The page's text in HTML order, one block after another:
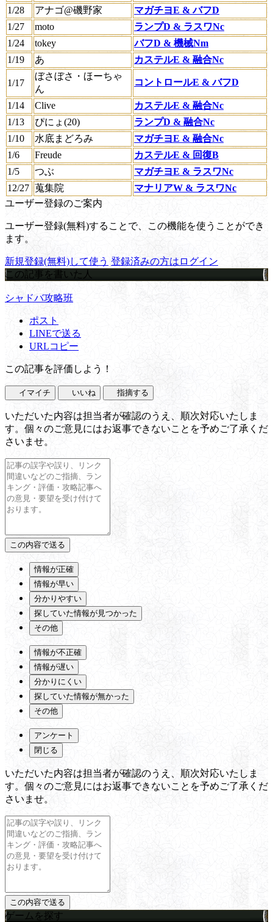
1/28
アナゴ@磯野家
マガチヨE & バフD
1/27
moto
ランプD & ラスワNc
1/24
tokey
バフD & 機械Nm
1/19
あ カステルE & 融合Nc
1/17
ぼさぼさ・ほーちゃ
ん
コントロールE & バフD
1/14 Clive
カステルE & 融合Nc
1/13
ぴにょ(20)
ランプD & 融合Nc
1/10
水底まどろみ
マガチヨE & 融合Nc
1/6
Freude
カステルE & 回復B
1/5
つぶ
マガチヨE & ラスワNc
12/27 蒐集院
マナリアW & ラスワNc
ユーザー登録のご案内
ユーザー登録(無料)することで、この機能を使うことができ
ます。
新規登録(無料)して使う 登録済みの方はログイン
この記事を書いた人
シャドバ攻略班
ポスト
LINEで送る
URLコピー
この記事を評価しよう！
イマイチ いいね 指摘する
いただいた内容は担当者が確認のうえ、順次対応いたしま
す。個々のご意見にはお返事できないことを予めご了承くだ
さいませ。
情報が正確
情報が早い
分かりやすい
探していた情報が見つかった
その他
情報が不正確
情報が遅い
分かりにくい
探していた情報が無かった
その他
アンケート
閉じる
いただいた内容は担当者が確認のうえ、順次対応いたしま
す。個々のご意見にはお返事できないことを予めご了承くだ
さいませ。
ゲームを探す